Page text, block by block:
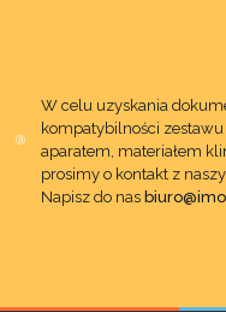
W celu uzyskania
kompatybilności
aparatem, materiałem
prosimy o kontakt z
Napisz do nas